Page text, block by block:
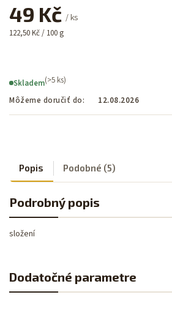
49 Kč/ ks
122,50 Kč / 100 g
Skladem(>5 ks)
Môžeme doručiť do:
12.08.2026
Popis Podobné (5)
Podrobný popis
složení
Dodatočné parametre